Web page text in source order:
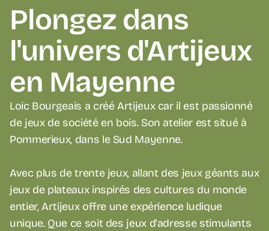
Plongez dans
l'univers d'Artijeux
en Mayenne
Loic Bourgeais a créé Artijeux car il est passionné
de jeux de société en bois. Son atelier est situé à
Pommerieux, dans le Sud Mayenne.
Avec plus de trente jeux, allant des jeux géants aux
jeux de plateaux inspirés des cultures du monde
entier, Artijeux offre une expérience ludique
unique. Que ce soit des jeux d'adresse stimulants